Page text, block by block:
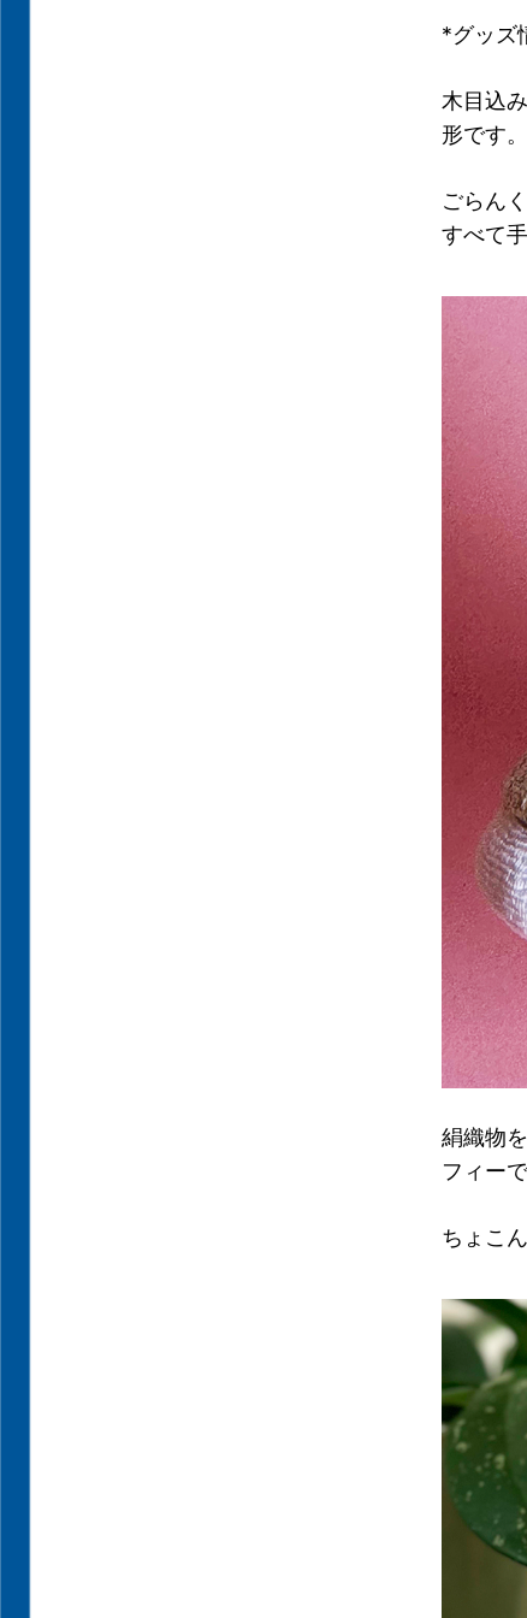
*グッズ
木目込
形です。
ごらん
すべて
絹織物
フィーで
ちょこ